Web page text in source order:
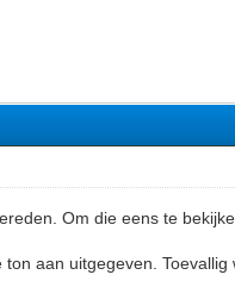
Om die eens te
aan uitgegeven. Toevallig